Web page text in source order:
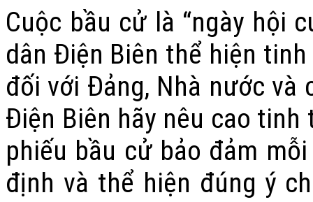
Cuộc bầu cử là “ngày hội
dân Điện Biên thể hiện
đối với Đảng, Nhà nước
Điện Biên hãy nêu cao
phiếu bầu cử bảo đảm
định và thể hiện đúng ý